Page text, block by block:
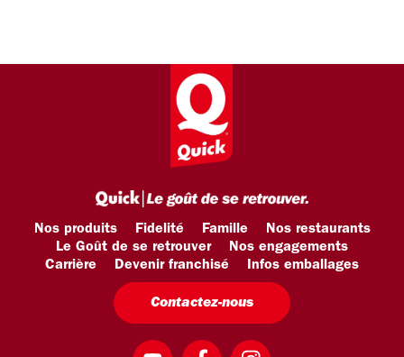
Nos produits Fidelité Famille
Nos restaurants
Le Goût de se retrouver
Nos engagements
Carrière
Devenir franchisé Infos emballages
Contactez-nous